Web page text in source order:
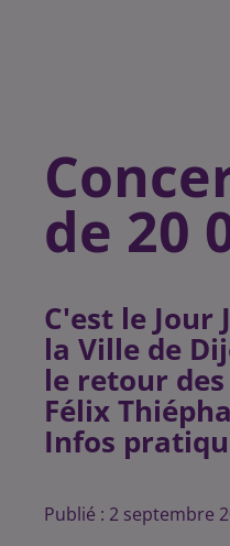
de 20
C'est le
la Ville de
le retour
Félix
Publié : 2 septembre